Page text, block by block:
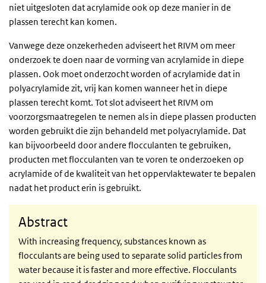
niet uitgesloten dat acrylamide ook op deze manier in de
plassen terecht kan komen.
Vanwege deze onzekerheden adviseert het RIVM om meer
onderzoek te doen naar de vorming van acrylamide in diepe
plassen. Ook moet onderzocht worden of acrylamide dat in
polyacrylamide zit, vrij kan komen wanneer het in diepe
plassen terecht komt. Tot slot adviseert het RIVM om
voorzorgsmaatregelen te nemen als in diepe plassen producten
worden gebruikt die zijn behandeld met polyacrylamide. Dat
kan bijvoorbeeld door andere flocculanten te gebruiken,
producten met flocculanten van te voren te onderzoeken op
acrylamide of de kwaliteit van het oppervlaktewater te bepalen
nadat het product erin is gebruikt.
Abstract
With increasing frequency, substances known as
flocculants are being used to separate solid particles from
water because it is faster and more effective. Flocculants